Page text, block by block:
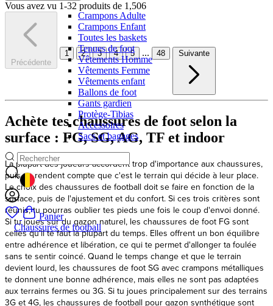
Crampons Adulte
Crampons Enfant
Toutes les baskets
Tenues de foot
Vêtements Homme
Vêtements Femme
Vêtements enfant
Ballons de foot
Gants gardien
Protège-Tibias
Accessoires
Sacs et bagages
GEOLOCATION BUTTON: BELGIQUE
Panier
Chaussures de football
Vous avez vu 1-32 produits de 1,506
Précédente
1 2 3 4 5 ... 48 Suivante
Achète tes chaussures de foot selon la
surface : FG, SG, AG, TF et indoor